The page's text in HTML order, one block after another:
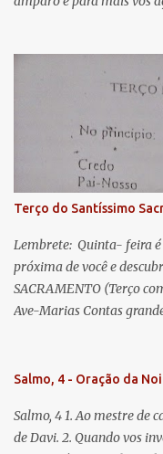
o
lágrimas. Eia, pois,
misericordiosos a nós
Jesus. Bendito é o fruto
doce e sempre Virgem
Para que sejamos dignos
Terço do Santíssimo
Lembrete: Quinta- feira
próxima de você e
SACRAMENTO (Terço
Ave-Marias Contas
Vós morra eu! Nas contas
que nos salva, dá-nos
misericórdia. (no fim)
Salmo, 4 - Oração da
Salmo, 4 1. Ao mestre de
de Davi. 2. Quando vos